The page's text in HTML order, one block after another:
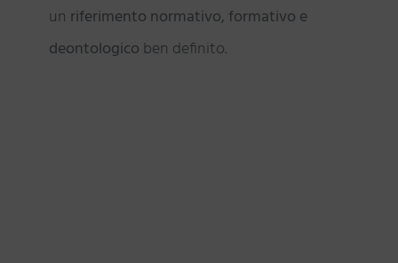
un riferimento normativo, formativo e
deontologico ben definito.